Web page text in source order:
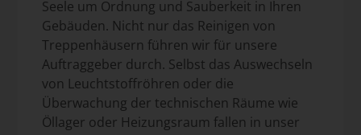
Seele um Ordnung und Sauberkeit in Ihren
Gebäuden. Nicht nur das Reinigen von
Treppenhäusern führen wir für unsere
Auftraggeber durch. Selbst das Auswechseln
von Leuchtstoffröhren oder die
Überwachung der technischen Räume wie
Öllager oder Heizungsraum fallen in unser